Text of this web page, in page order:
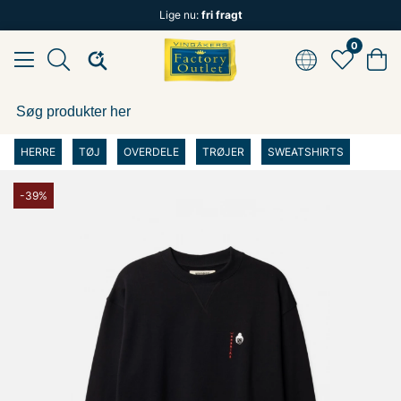
Lige nu: fri fragt
0
HERRE TØJ OVERDELE TRØJER SWEATSHIRTS
-39%